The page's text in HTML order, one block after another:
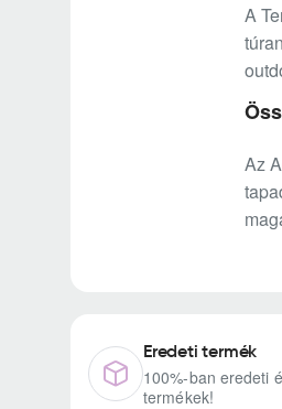
A
Az
Eredeti termék
100%-ban eredeti
termékek!